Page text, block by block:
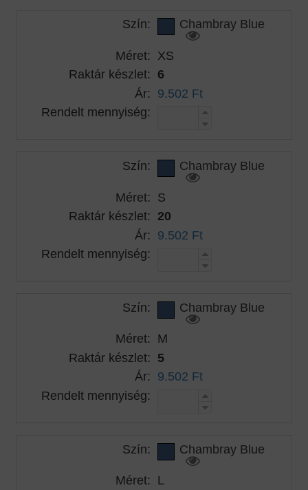
Szín:
Chambray Blue
Méret: XS
Raktár készlet: 6
Ár: 9.502 Ft
Rendelt mennyiség:
Szín:
Chambray Blue
Méret: S
Raktár készlet: 20
Ár: 9.502 Ft
Rendelt mennyiség:
Szín:
Chambray Blue
Méret: M
Raktár készlet: 5
Ár: 9.502 Ft
Rendelt mennyiség:
Szín:
Chambray Blue
Méret: L